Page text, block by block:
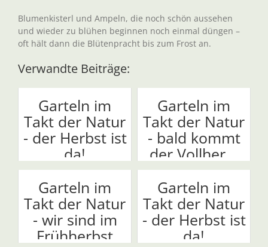
Blumenkisterl und Ampeln, die noch schön aussehen
und wieder zu blühen beginnen noch einmal düngen –
oft hält dann die Blütenpracht bis zum Frost an.
Verwandte Beiträge:
Garteln im
Takt der Natur
- der Herbst ist
da!
Garteln im
Takt der Natur
- bald kommt
der Vollher...
Garteln im
Takt der Natur
- wir sind im
Frühherbst
Garteln im
Takt der Natur
- der Herbst ist
da!